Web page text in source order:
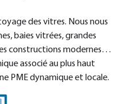
des vitres. Nous nous
baies vitrées, grandes
constructions modernes…
associé au plus haut
PME dynamique et locale.